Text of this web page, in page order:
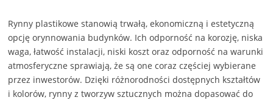
Rynny plastikowe stanowią trwałą, ekonomiczną i estetyczną
opcję orynnowania budynków. Ich odporność na korozję, niska
waga, łatwość instalacji, niski koszt oraz odporność na warunki
atmosferyczne sprawiają, że są one coraz częściej wybierane
przez inwestorów. Dzięki różnorodności dostępnych kształtów
i kolorów, rynny z tworzyw sztucznych można dopasować do